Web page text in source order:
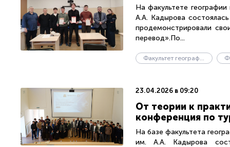
На факультете географии
А.А. Кадырова
продемонстрировали
перевод».По...
Факультет географии и геоэкологии
23.04.2026 в 09:20
От теории к
конференция по
На базе факультета
им. А.А. Кадырова